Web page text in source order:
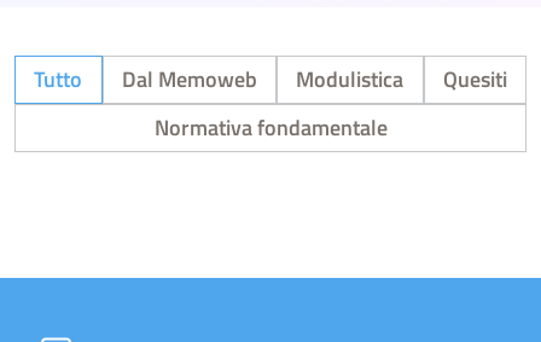
Tutto Dal Memoweb Modulistica
Quesiti
Normativa fondamentale